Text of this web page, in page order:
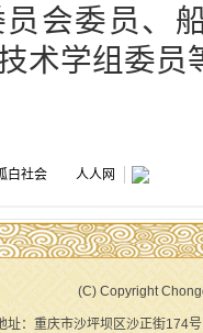
会委员、
术学组委员
白社会 人人网
(C) Copyright
：重庆市沙坪坝区沙正街